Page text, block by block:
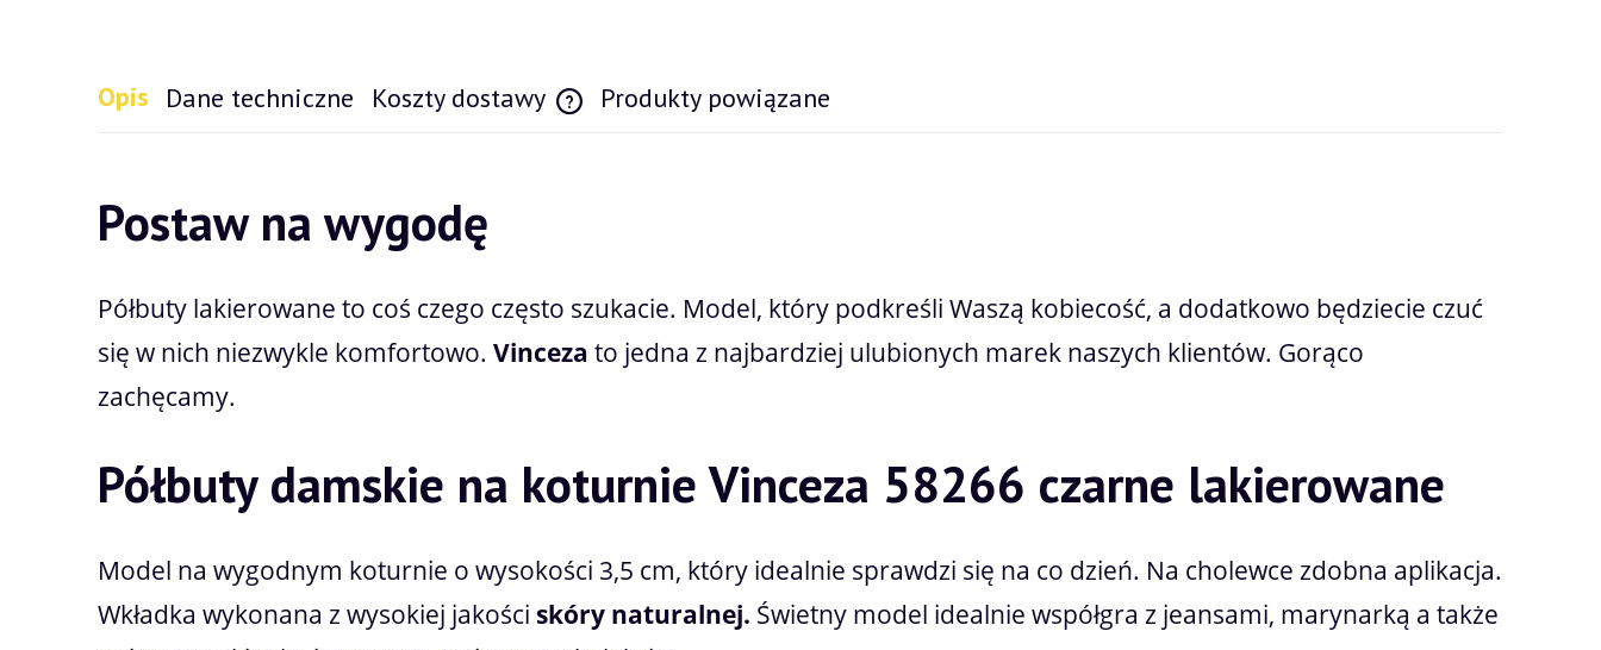
Opis Dane techniczne Koszty dostawy Produkty powiązane
Postaw na wygodę
Półbuty lakierowane to coś czego często szukacie. Model, który podkreśli Waszą kobiecość, a dodatkowo będziecie czuć
się w nich niezwykle komfortowo. Vinceza to jedna z najbardziej ulubionych marek naszych klientów. Gorąco
zachęcamy.
Półbuty damskie na koturnie Vinceza 58266 czarne lakierowane
Model na wygodnym koturnie o wysokości 3,5 cm, który idealnie sprawdzi się na co dzień. Na cholewce zdobna aplikacja.
Wkładka wykonana z wysokiej jakości skóry naturalnej. Świetny model idealnie współgra z jeansami, marynarką a także